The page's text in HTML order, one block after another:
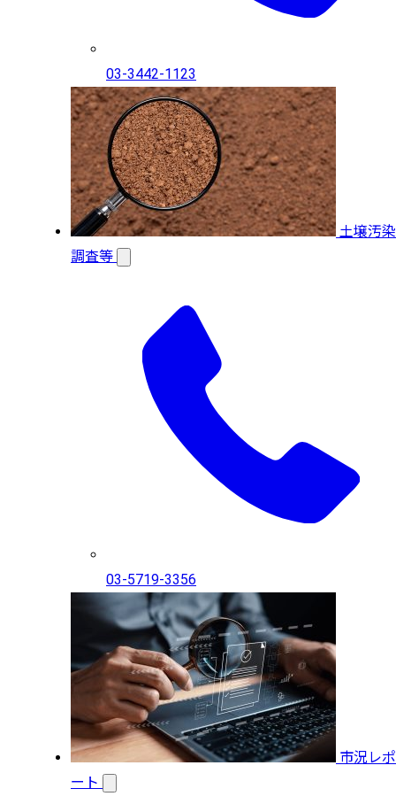
03-3442-1123
土壌汚染
調査等
03-5719-3356
市況レポ
ート